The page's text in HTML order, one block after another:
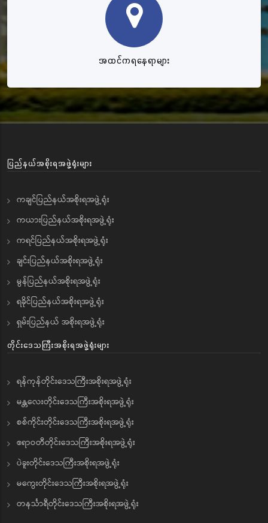
အထင်ကရနေရာများ
ပြည်နယ်အစိုးရအဖွဲ့ရုံးများ
ကချင်ပြည်နယ်အစိုးရအဖွဲ့ရုံး
ကယားပြည်နယ်အစိုးရအဖွဲ့ရုံး
ကရင်ပြည်နယ်အစိုးရအဖွဲ့ရုံး
ချင်းပြည်နယ်အစိုးရအဖွဲ့ရုံး
မွန်ပြည်နယ်အစိုးရအဖွဲ့ရုံး
ရခိုင်ပြည်နယ်အစိုးရအဖွဲ့ရုံး
ရှမ်းပြည်နယ် အစိုးရအဖွဲ့ရုံး
တိုင်းဒေသကြီးအစိုးရအဖွဲ့ရုံးများ
ရန်ကုန်တိုင်းဒေသကြီးအစိုးရအဖွဲ့ရုံး
မန္တလေးတိုင်းဒေသကြီးအစိုးရအဖွဲ့ရုံး
စစ်ကိုင်းတိုင်းဒေသကြီးအစိုးရအဖွဲ့ရုံး
ဧရာဝတီတိုင်းဒေသကြီးအစိုးရအဖွဲ့ရုံး
ပဲခူးတိုင်းဒေသကြီးအစိုးရအဖွဲ့ရုံး
မကွေးတိုင်းဒေသကြီးအစိုးရအဖွဲ့ရုံး
တနင်္သာရီတိုင်းဒေသကြီးအစိုးရအဖွဲ့ရုံး